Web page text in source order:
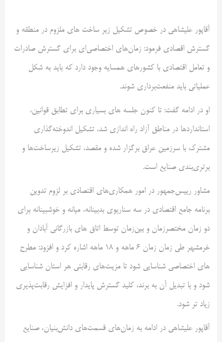
آقاپور علیشاهی در خصوص تشکیل زیر ساخت های ملزوم در منطقه و
گسترش اقصادی فرمود: زمان‌های اختصاصی‌ای برای گسترش صادرات
و تعامل اقتصادی با کشورهای همسایه وجود دارد که باید به شکل
عملیاتی باید منفعت‌برداری شوند.
او در ادامه گفت: تا کنون جلسه های بسیاری برای تطابق قوانین،
استانداردها در مناطق آزاد راه اندازی شد، تشکیل اندوخته‌گذاری
مشترک با سرزمین عراق برگزار شده و مقصد، تشکیل زیرساخت‌ها و
برتری‌بندی صنایع است.
مشاور رییس‌جمهور در امور همکاری‌های اقتصادی بر لزوم تدوین
برنامه جامع اقتصادی در سه سناریوی بدبینانه، میانه و خوشبینانه برای
دو زمان مختصر‌زمان و بین‌زمان توسط اتاق های بازرگانی آبادان و
خرمشهر طی زمان زمان ۶ ماهه و ۱۸ ماهه اشاره کرد و افزود: مطرح
های اختصاصی شناسایی شود تا مزیت‌های رقابتی هر استان شناسایی
شود و با تبدیل آن به برند، کلید گسترش پایدار و افزایش رقابت‌پذیری
زیاد تر شود.
آقاپور علیشاهی در ادامه به زمان‌های قسمت‌های دانش‌بنیان، صنایع